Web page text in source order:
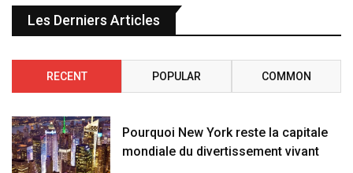
Les Derniers Articles
RECENT POPULAR COMMON
Pourquoi New York reste la capitale
mondiale du divertissement vivant